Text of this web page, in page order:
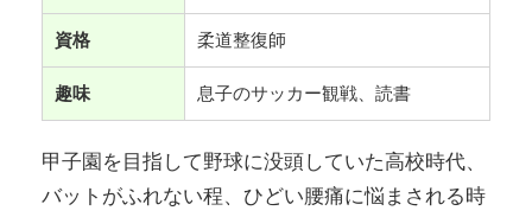
資格 柔道整復師
趣味 息子のサッカー観戦、読書
甲子園を目指して野球に没頭していた高校時代、
バットがふれない程、ひどい腰痛に悩まされる時